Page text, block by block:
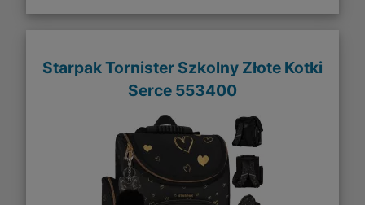
Starpak Tornister Szkolny Złote Kotki
Serce 553400